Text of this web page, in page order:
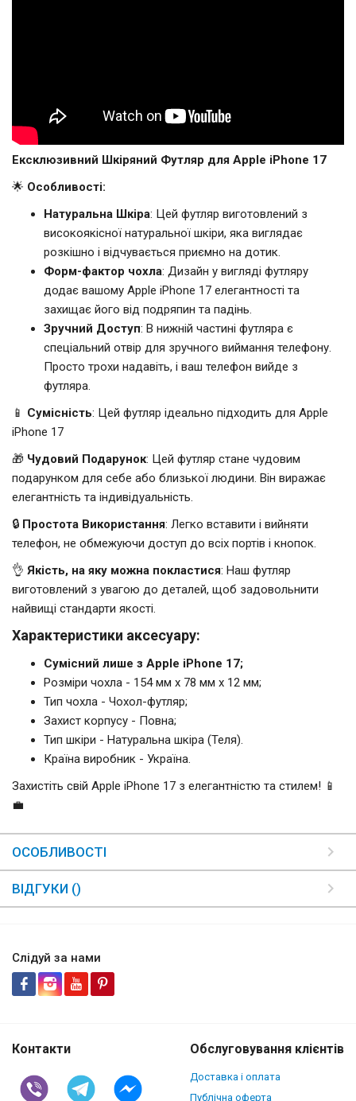
Ексклюзивний Шкіряний Футляр для Apple iPhone 17
🌟 Особливості:
Натуральна Шкіра: Цей футляр виготовлений з
високоякісної натуральної шкіри, яка виглядає
розкішно і відчувається приємно на дотик.
Форм-фактор чохла: Дизайн у вигляді футляру
додає вашому Apple iPhone 17 елегантності та
захищає його від подряпин та падінь.
Зручний Доступ: В нижній частині футляра є
спеціальний отвір для зручного виймання телефону.
Просто трохи надавіть, і ваш телефон вийде з
футляра.
📱 Сумісність: Цей футляр ідеально підходить для Apple
iPhone 17
🎁 Чудовий Подарунок: Цей футляр стане чудовим
подарунком для себе або близької людини. Він виражає
елегантність та індивідуальність.
🔒 Простота Використання: Легко вставити і вийняти
телефон, не обмежуючи доступ до всіх портів і кнопок.
👌 Якість, на яку можна покластися: Наш футляр
виготовлений з увагою до деталей, щоб задовольнити
найвищі стандарти якості.
Характеристики аксесуару:
Сумісний лише з Apple iPhone 17;
Розміри чохла - 154 мм x 78 мм x 12 мм;
Тип чохла - Чохол-футляр;
Захист корпусу - Повна;
Тип шкіри - Натуральна шкіра (Теля).
Країна виробник - Україна.
Захистіть свій Apple iPhone 17 з елегантністю та стилем! 📱
💼
ОСОБЛИВОСТІ
ВІДГУКИ ()
Слідуй за нами
Контакти Обслуговування клієнтів
Доставка і оплата
Публічна оферта